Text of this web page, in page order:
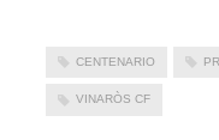
CENTENARIO
VINARÒS CF